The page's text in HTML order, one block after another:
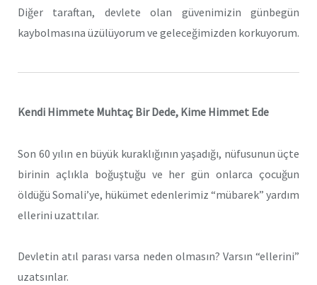
Diğer taraftan, devlete olan güvenimizin günbegün
kaybolmasına üzülüyorum ve geleceğimizden korkuyorum.
Kendi Himmete Muhtaç Bir Dede, Kime Himmet Ede
Son 60 yılın en büyük kuraklığının yaşadığı, nüfusunun üçte
birinin açlıkla boğuştuğu ve her gün onlarca çocuğun
öldüğü Somali’ye, hükümet edenlerimiz “mübarek” yardım
ellerini uzattılar.
Devletin atıl parası varsa neden olmasın? Varsın “ellerini”
uzatsınlar.